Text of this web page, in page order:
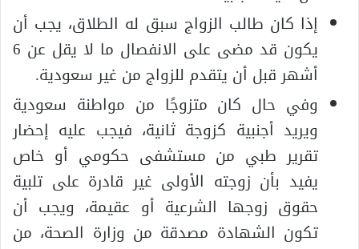
إذا كان طالب الزواج سبق له الطلاق، يجب أن
يكون قد مضى على الانفصال ما لا يقل عن 6
أشهر قبل أن يتقدم للزواج من غير سعودية.
وفي حال كان متزوجًا من مواطنة سعودية
ويريد أجنبية كزوجة ثانية، فيجب عليه إحضار
تقرير طبي من مستشفى حكومي أو خاص
يفيد بأن زوجته الأولى غير قادرة على تلبية
حقوق زوجها الشرعية أو عقيمة، ويجب أن
تكون الشهادة مصدقة من وزارة الصحة، من